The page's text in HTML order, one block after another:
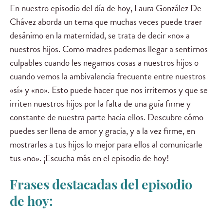
En nuestro episodio del día de hoy, Laura González De-
Chávez aborda un tema que muchas veces puede traer
desánimo en la maternidad, se trata de decir «no» a
nuestros hijos. Como madres podemos llegar a sentirnos
culpables cuando les negamos cosas a nuestros hijos o
cuando vemos la ambivalencia frecuente entre nuestros
«sí» y «no». Esto puede hacer que nos irritemos y que se
irriten nuestros hijos por la falta de una guía firme y
constante de nuestra parte hacia ellos. Descubre cómo
puedes ser llena de amor y gracia, y a la vez firme, en
mostrarles a tus hijos lo mejor para ellos al comunicarle
tus «no». ¡Escucha más en el episodio de hoy!
Frases destacadas del episodio
de hoy: